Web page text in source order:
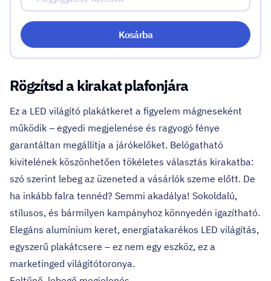
Kosárba
Rögzítsd a kirakat plafonjára
Ez a LED világító plakátkeret a figyelem mágneseként
működik – egyedi megjelenése és ragyogó fénye
garantáltan megállítja a járókelőket. Belógatható
kivitelének köszönhetően tökéletes választás kirakatba:
szó szerint lebeg az üzeneted a vásárlók szeme előtt. De
ha inkább falra tennéd? Semmi akadálya! Sokoldalú,
stílusos, és bármilyen kampányhoz könnyedén igazítható.
Elegáns alumínium keret, energiatakarékos LED világítás,
egyszerű plakátcsere – ez nem egy eszköz, ez a
marketinged világítótoronya.